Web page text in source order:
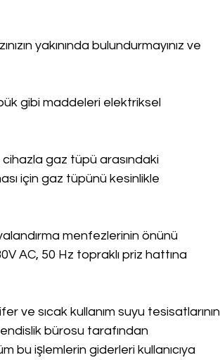
yakınında bulundurmayınız ve
gibi maddeleri elektriksel
cihazla gaz tüpü arasındaki
için gaz tüpünü kesinlikle
menfezlerinin önünü
AC, 50 Hz topraklı priz hattına
ve sıcak kullanım suyu tesisatlarının
bürosu tarafından
bu işlemlerin giderleri kullanıcıya